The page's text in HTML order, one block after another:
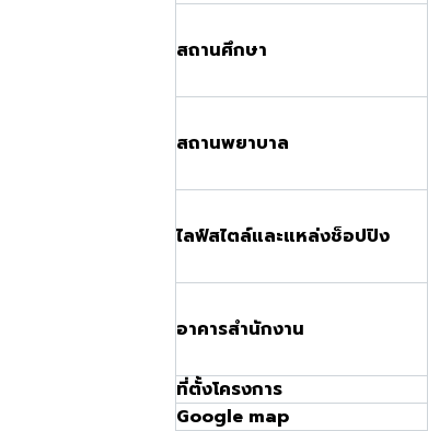
สถานศึกษา
สถานพยาบาล
ไลฟ์สไตล์และแหล่งช็อปปิง
อาคารสำนักงาน
ที่ตั้งโครงการ
Google map